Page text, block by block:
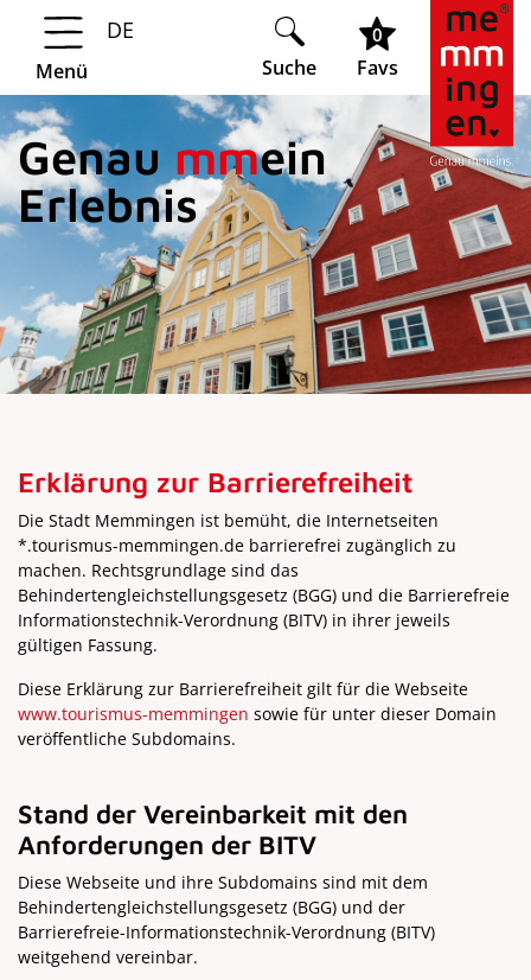
Springe zur Navigation
Springe zum Hauptinhalt
Menü
DE
Suche
0
Favs
Genau mmein
Erlebnis
Erklärung zur Barrierefreiheit
Die Stadt Memmingen ist bemüht, die Internetseiten
*.tourismus-memmingen.de barrierefrei zugänglich zu
machen. Rechtsgrundlage sind das
Behindertengleichstellungsgesetz (BGG) und die Barrierefreie
Informationstechnik-Verordnung (BITV) in ihrer jeweils
gültigen Fassung.
Diese Erklärung zur Barrierefreiheit gilt für die Webseite
www.tourismus-memmingen sowie für unter dieser Domain
veröffentliche Subdomains.
Stand der Vereinbarkeit mit den
Anforderungen der BITV
Diese Webseite und ihre Subdomains sind mit dem
Behindertengleichstellungsgesetz (BGG) und der
Barrierefreie-Informationstechnik-Verordnung (BITV)
weitgehend vereinbar.